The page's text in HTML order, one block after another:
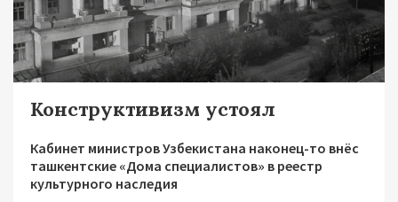
Конструктивизм устоял
Кабинет министров Узбекистана наконец-то внёс
ташкентские «Дома специалистов» в реестр
культурного наследия